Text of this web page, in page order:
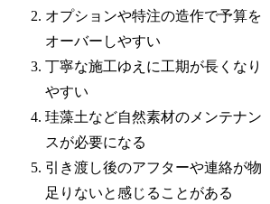
オプションや特注の造作で予算を
オーバーしやすい
丁寧な施工ゆえに工期が長くなり
やすい
珪藻土など自然素材のメンテナン
スが必要になる
引き渡し後のアフターや連絡が物
足りないと感じることがある